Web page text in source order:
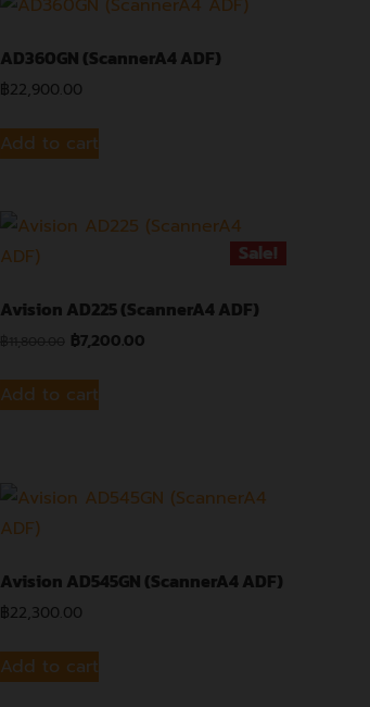
AD360GN (ScannerA4 ADF)
฿22,900.00
Add to cart
Sale!
Avision AD225 (ScannerA4 ADF)
฿7,200.00
Add to cart
Avision AD545GN (ScannerA4 ADF)
฿22,300.00
Add to cart